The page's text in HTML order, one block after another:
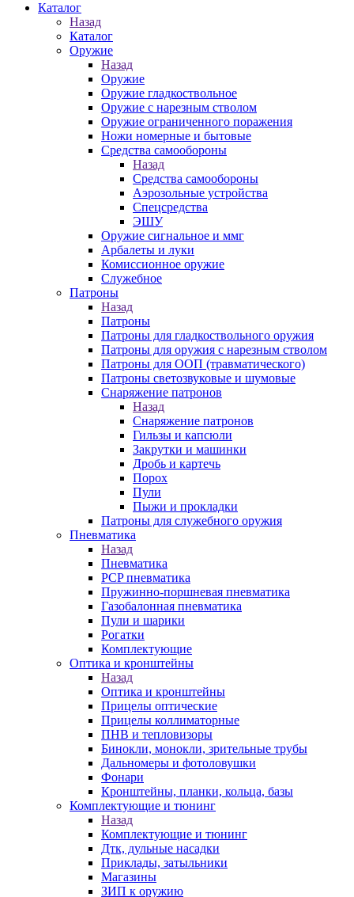
Каталог
Назад
Каталог
Оружие
Назад
Оружие
Оружие гладкоствольное
Оружие с нарезным стволом
Оружие ограниченного поражения
Ножи номерные и бытовые
Средства самообороны
Назад
Средства самообороны
Аэрозольные устройства
Спецсредства
ЭШУ
Оружие сигнальное и ммг
Арбалеты и луки
Комиссионное оружие
Служебное
Патроны
Назад
Патроны
Патроны для гладкоствольного оружия
Патроны для оружия с нарезным стволом
Патроны для ООП (травматического)
Патроны светозвуковые и шумовые
Снаряжение патронов
Назад
Снаряжение патронов
Гильзы и капсюли
Закрутки и машинки
Дробь и картечь
Порох
Пули
Пыжи и прокладки
Патроны для служебного оружия
Пневматика
Назад
Пневматика
PCP пневматика
Пружинно-поршневая пневматика
Газобалонная пневматика
Пули и шарики
Рогатки
Комплектующие
Оптика и кронштейны
Назад
Оптика и кронштейны
Прицелы оптические
Прицелы коллиматорные
ПНВ и тепловизоры
Бинокли, монокли, зрительные трубы
Дальномеры и фотоловушки
Фонари
Кронштейны, планки, кольца, базы
Комплектующие и тюнинг
Назад
Комплектующие и тюнинг
Дтк, дульные насадки
Приклады, затыльники
Магазины
ЗИП к оружию